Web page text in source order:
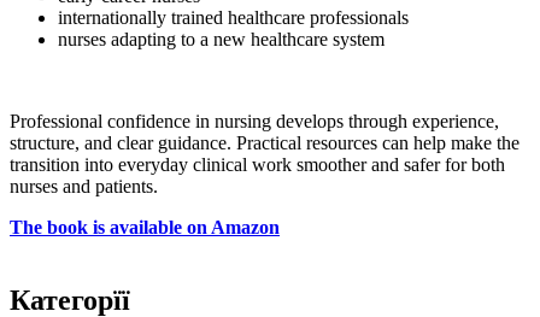
internationally trained healthcare professionals
nurses adapting to a new healthcare system
Professional confidence in nursing develops through experience,
structure, and clear guidance. Practical resources can help make the
transition into everyday clinical work smoother and safer for both
nurses and patients.
The book is available on Amazon
Категорїї